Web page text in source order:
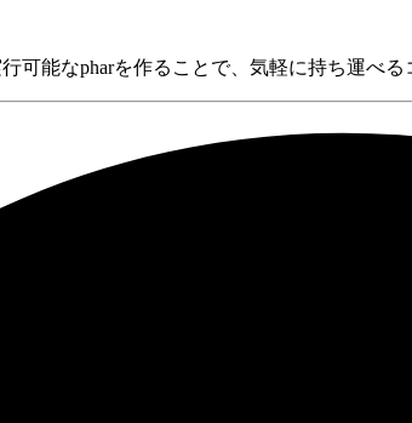
行可能なpharを作ることで、気軽に持ち運べ